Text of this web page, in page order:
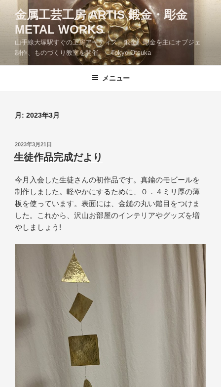
へ
金属工芸工房 ARTIS 鍛金・彫金
METAL WORKS
山手線大塚駅すぐの工房アーティス。鍛金、彫金を主にオブジェ
制作、ものづくり教室を開催。 Tokyo Otsuka
メニュー
月: 2023年3月
投
稿
日:
2023年3月21日
生徒作品完成だより
今月入会した生徒さんの初作品です。真鍮のモビールを
制作しました。軽やかにするために、０．４ミリ厚の薄
板を使っています。表面には、金鎚の丸い鎚目をつけま
した。これから、沢山お部屋のインテリアやグッズを増
やしましょう!